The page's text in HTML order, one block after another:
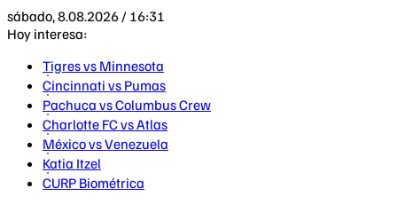
sábado, 8.08.2026 / 16:31
Hoy interesa:
Tigres vs Minnesota
Cincinnati vs Pumas
Pachuca vs Columbus Crew
Charlotte FC vs Atlas
México vs Venezuela
Katia Itzel
CURP Biométrica